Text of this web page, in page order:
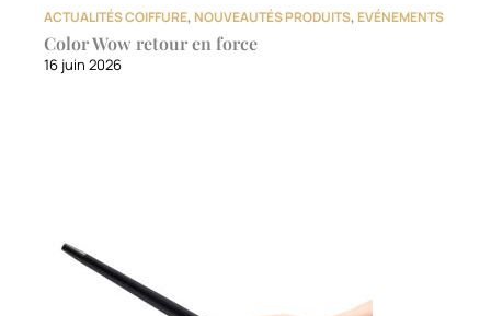
ACTUALITÉS COIFFURE, NOUVEAUTÉS PRODUITS, EVÉNEMENTS
Color Wow retour en force
16 juin 2026